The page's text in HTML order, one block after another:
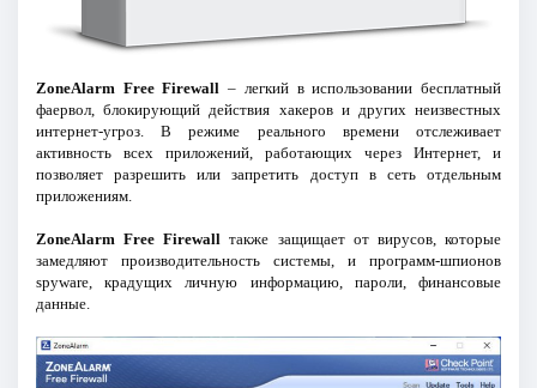
ZoneAlarm Free Firewall – легкий в использовании бесплатный
фаервол, блокирующий действия хакеров и других неизвестных
интернет-угроз. В режиме реального времени отслеживает
активность всех приложений, работающих через Интернет, и
позволяет разрешить или запретить доступ в сеть отдельным
приложениям.
ZoneAlarm Free Firewall также защищает от вирусов, которые
замедляют производительность системы, и программ-шпионов
spyware, крадущих личную информацию, пароли, финансовые
данные.